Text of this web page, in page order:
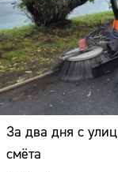
За два дня с
смёта